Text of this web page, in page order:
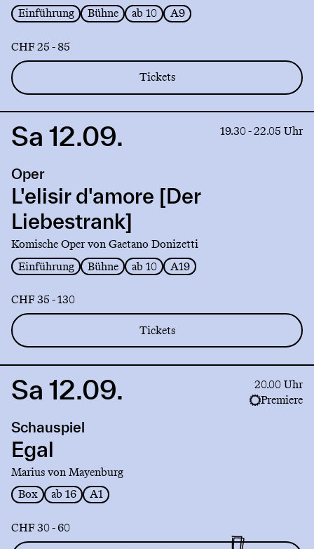
Einführung
Bühne ab 10 A9
CHF 25 - 85
Tickets
Link
L'elisir
d'amore
[Der
Liebestrank]
Sa 12.09. 19.30 - 22.05 Uhr
Oper
L'elisir d'amore [Der
Liebestrank]
Komische Oper von Gaetano Donizetti
Einführung
Bühne ab 10 A19
CHF 35 - 130
Tickets
Link
Egal
Sa 12.09.
20.00 Uhr
Premiere
Schauspiel
Egal
Marius von Mayenburg
Box
ab 16 A1
CHF 30 - 60